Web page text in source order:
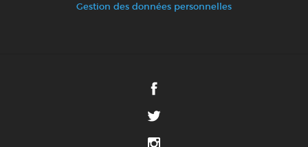
Gestion des données personnelles